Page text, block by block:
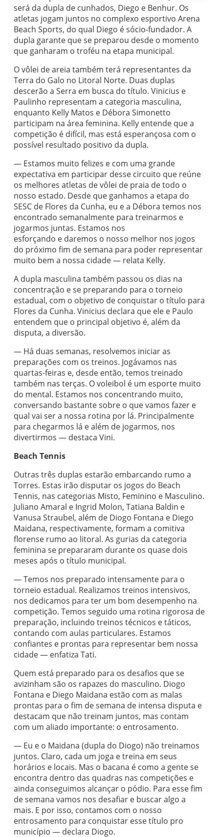
será da dupla de cunhados, Diego e Benhur. Os
atletas jogam juntos no complexo esportivo Arena
Beach Sports, do qual Diego é sócio-fundador. A
dupla garante que se preparou desde o momento
que ganharam o troféu na etapa municipal.
O vôlei de areia também terá representantes da
Terra do Galo no Litoral Norte. Duas duplas
descerão a Serra em busca do título. Vinicius e
Paulinho representam a categoria masculina,
enquanto Kelly Matos e Débora Simonetto
participam na área feminina. Kelly entende que a
competição é difícil, mas está esperançosa com o
possível resultado positivo da dupla.
— Estamos muito felizes e com uma grande
expectativa em participar desse circuito que reúne
os melhores atletas de vôlei de praia de todo o
nosso estado. Desde que ganhamos a etapa do
SESC de Flores da Cunha, eu e a Débora temos nos
encontrado semanalmente para treinarmos e
jogarmos juntas. Estamos nos
esforçando e daremos o nosso melhor nos jogos
do próximo fim de semana para poder representar
muito bem a nossa cidade — relata Kelly.
A dupla masculina também passou os dias na
concentração e se preparando para o torneio
estadual, com o objetivo de conquistar o título para
Flores da Cunha. Vinicius declara que ele e Paulo
entendem que o principal objetivo é, além da
disputa, a diversão.
— Há duas semanas, resolvemos iniciar as
preparações com os treinos. Jogávamos nas
quartas-feiras e, desde então, temos treinado
também nas terças. O voleibol é um esporte muito
do mental. Estamos nos concentrando muito,
conversando bastante sobre o que vamos fazer e
qual vai ser a nossa rotina por lá. Principalmente
para chegarmos lá e além de jogarmos, nos
divertirmos — destaca Vini.
Beach Tennis
Outras três duplas estarão embarcando rumo a
Torres. Estas irão disputar os jogos do Beach
Tennis, nas categorias Misto, Feminino e Masculino.
Juliano Amaral e Ingrid Molon, Tatiana Baldin e
Vanusa Straubel, além de Diogo Fontana e Diego
Maidana, respectivamente, formam a comitiva
florense rumo ao litoral. As gurias da categoria
feminina se prepararam durante os quase dois
meses após o título municipal.
— Temos nos preparado intensamente para o
torneio estadual. Realizamos treinos intensivos,
nos dedicamos para ter um bom desempenho na
competição. Temos seguido uma rotina rigorosa de
preparação, incluindo treinos técnicos e táticos,
contando com aulas particulares. Estamos
confiantes e prontas para representar bem nossa
cidade — enfatiza Tati.
Quem está preparado para os desafios que se
avizinham são os rapazes do masculino. Diogo
Fontana e Diego Maidana estão com as malas
prontas para o fim de semana de intensa disputa e
destacam que não treinam juntos, mas contam
com um aliado importante: o entrosamento.
— Eu e o Maidana (dupla do Diogo) não treinamos
juntos. Claro, cada um joga e treina em seus
horários e locais. Mas o bacana é como a gente se
encontra dentro das quadras nas competições e
ainda conseguimos alcançar o pódio. Para esse fim
de semana vamos nos desafiar e buscar algo a
mais. E por isso, contamos com o nosso
entrosamento para conquistar esse título pro
município — declara Diogo.